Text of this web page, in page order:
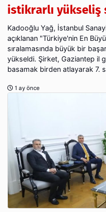
istikrarlı yükseliş
Kadooğlu Yağ, İstanbul
açıklanan "Türkiye'nin En
sıralamasında büyük bir
yükseldi. Şirket, Gaziantep il
basamak birden atlayarak 7.
1 ay önce